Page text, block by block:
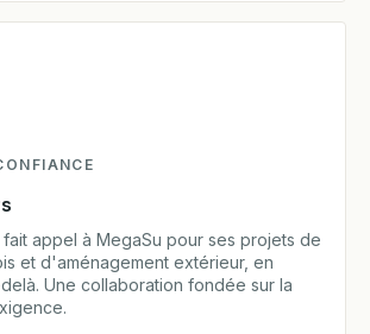
appel à MegaSu pour ses projets de
et d'aménagement extérieur, en
Une collaboration fondée sur la